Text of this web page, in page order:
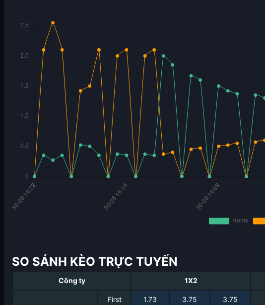
SO SÁNH KÈO TRỰC TUYẾN
Công ty 1X2
First 1.73 3.75 3.75